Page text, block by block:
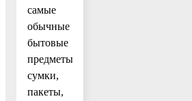
самые
обычные
бытовые
предметы:
сумки,
пакеты,